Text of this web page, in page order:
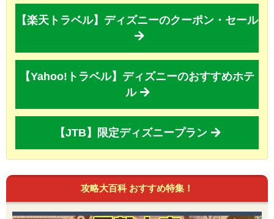
【楽天トラベル】ディズニーのクーポン・セール
【Yahoo!トラベル】ディズニーのおすすめホテ
ル
【JTB】限定ディズニープラン
攻略大百科 おすすめ特集！